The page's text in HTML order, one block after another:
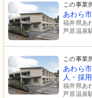
この事業
あわら
福井県あ
芦原温泉
この事業
あわら
人・採用
福井県あ
芦原温泉